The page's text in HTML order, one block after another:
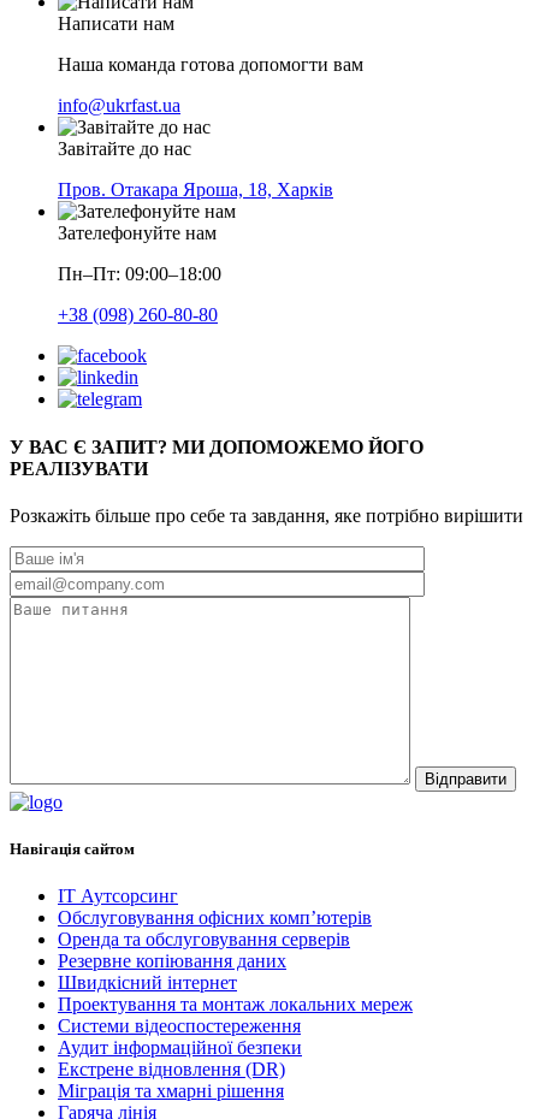
Написати нам
Наша команда готова допомогти вам
info@ukrfast.ua
Завітайте до нас
Пров. Отакара Яроша, 18, Харків
Зателефонуйте нам
Пн–Пт: 09:00–18:00
+38 (098) 260-80-80
У ВАС Є ЗАПИТ? МИ ДОПОМОЖЕМО ЙОГО
РЕАЛІЗУВАТИ
Розкажіть більше про себе та завдання, яке потрібно вирішити
Відправити
Навігація сайтом
IT Аутсорсинг
Обслуговування офісних комп’ютерів
Оренда та обслуговування серверів
Резервне копіювання даних
Швидкісний інтернет
Проектування та монтаж локальних мереж
Системи відеоспостереження
Аудит інформаційної безпеки
Екстрене відновлення (DR)
Міграція та хмарні рішення
Гаряча лінія